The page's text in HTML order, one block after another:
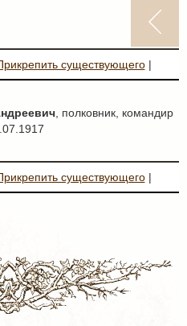
существующего|
, полковник, командир
существующего|